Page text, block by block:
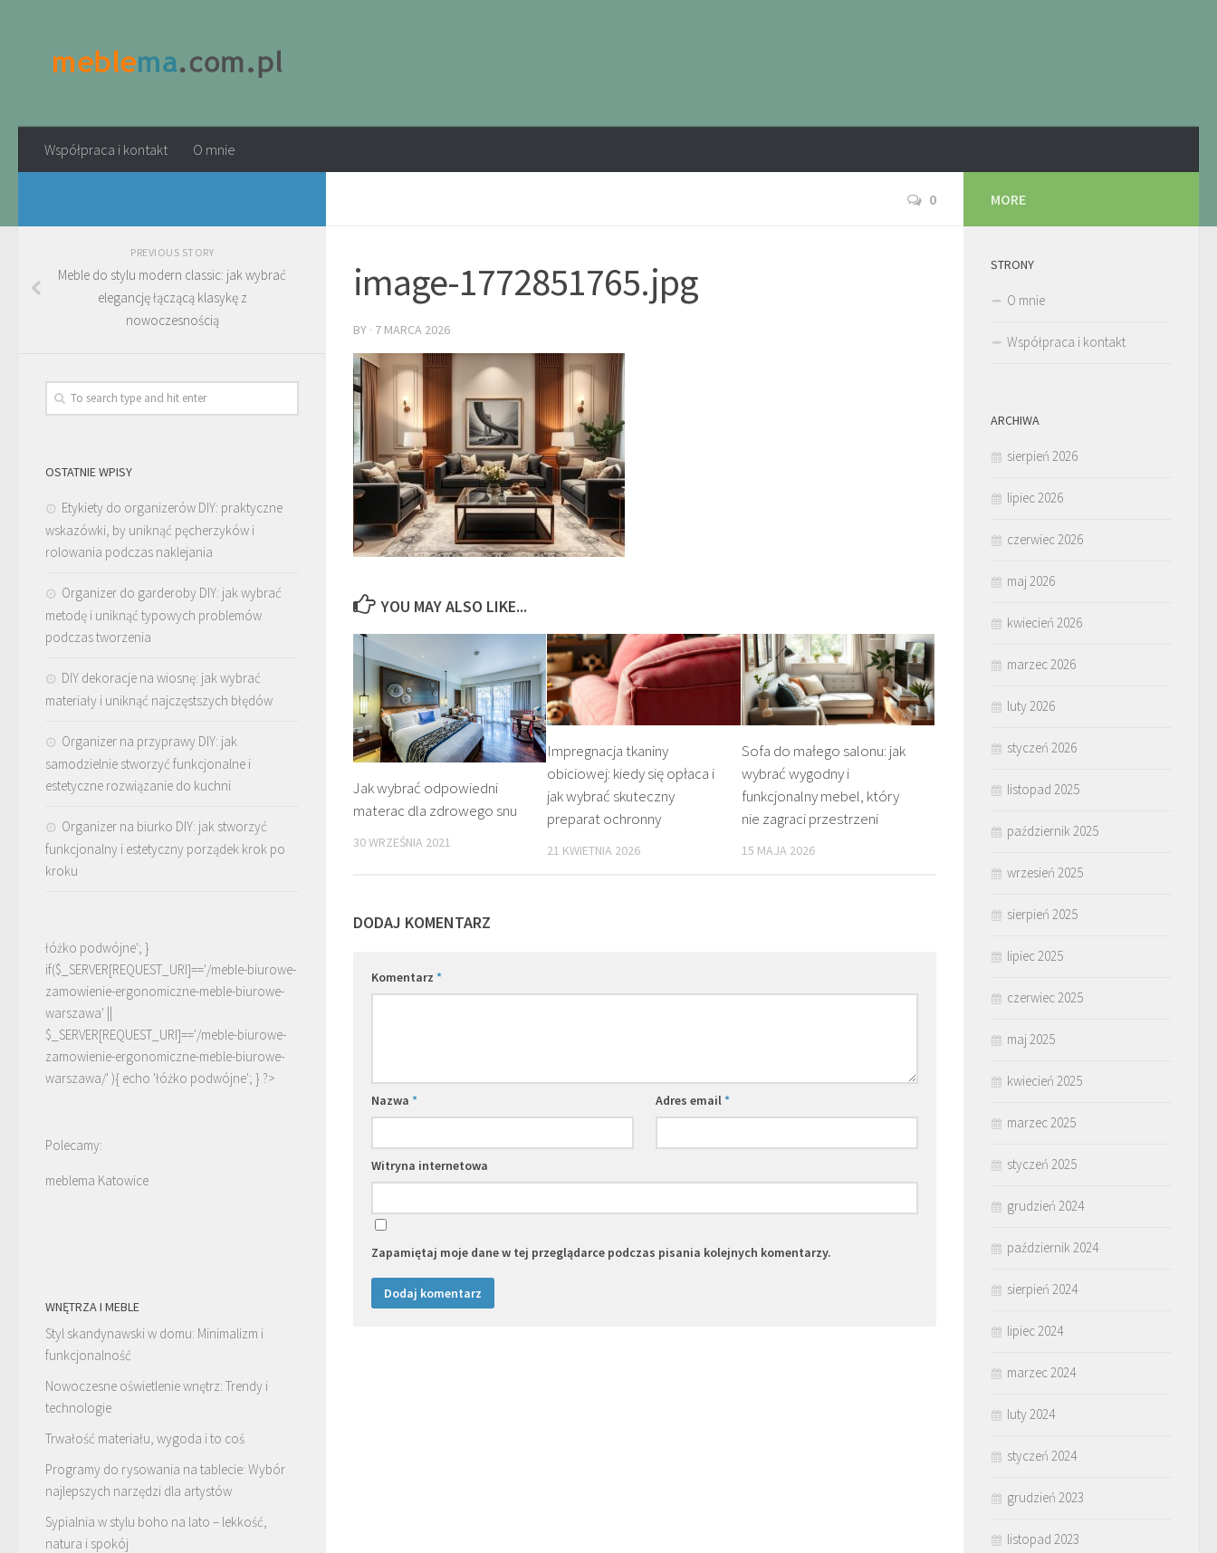
Współpraca i kontakt O mnie
0
image-1772851765.jpg
BY · 7 MARCA 2026
YOU MAY ALSO LIKE...
Jak wybrać odpowiedni
materac dla zdrowego snu
30 WRZEŚNIA 2021
Impregnacja tkaniny
obiciowej: kiedy się opłaca i
jak wybrać skuteczny
preparat ochronny
21 KWIETNIA 2026
Sofa do małego salonu: jak
wybrać wygodny i
funkcjonalny mebel, który
nie zagraci przestrzeni
15 MAJA 2026
DODAJ KOMENTARZ
Komentarz *
Nazwa * Adres email*
Witryna internetowa
Zapamiętaj moje dane w tej przeglądarce podczas pisania kolejnych komentarzy.
PREVIOUS STORY
Meble do stylu modern classic: jak wybrać
elegancję łączącą klasykę z
nowoczesnością
OSTATNIE WPISY
Etykiety do organizerów DIY: praktyczne
wskazówki, by uniknąć pęcherzyków i
rolowania podczas naklejania
Organizer do garderoby DIY: jak wybrać
metodę i uniknąć typowych problemów
podczas tworzenia
DIY dekoracje na wiosnę: jak wybrać
materiały i uniknąć najczęstszych błędów
Organizer na przyprawy DIY: jak
samodzielnie stworzyć funkcjonalne i
estetyczne rozwiązanie do kuchni
Organizer na biurko DIY: jak stworzyć
funkcjonalny i estetyczny porządek krok po
kroku
łóżko podwójne'; }
if($_SERVER[REQUEST_URI]=='/meble-biurowe-
zamowienie-ergonomiczne-meble-biurowe-
warszawa' ||
$_SERVER[REQUEST_URI]=='/meble-biurowe-
zamowienie-ergonomiczne-meble-biurowe-
warszawa/' ){ echo 'łóżko podwójne'; } ?>
Polecamy:
meblema Katowice
WNĘTRZA I MEBLE
Styl skandynawski w domu: Minimalizm i
funkcjonalność
Nowoczesne oświetlenie wnętrz: Trendy i
technologie
Trwałość materiału, wygoda i to coś
Programy do rysowania na tablecie: Wybór
najlepszych narzędzi dla artystów
Sypialnia w stylu boho na lato – lekkość,
natura i spokój
MORE
STRONY
O mnie
Współpraca i kontakt
ARCHIWA
sierpień 2026
lipiec 2026
czerwiec 2026
maj 2026
kwiecień 2026
marzec 2026
luty 2026
styczeń 2026
listopad 2025
październik 2025
wrzesień 2025
sierpień 2025
lipiec 2025
czerwiec 2025
maj 2025
kwiecień 2025
marzec 2025
styczeń 2025
grudzień 2024
październik 2024
sierpień 2024
lipiec 2024
marzec 2024
luty 2024
styczeń 2024
grudzień 2023
listopad 2023